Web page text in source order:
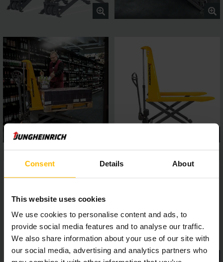
Consent Details About
This website uses cookies
We use cookies to personalise content and ads, to
provide social media features and to analyse our traffic.
We also share information about your use of our site with
our social media, advertising and analytics partners who